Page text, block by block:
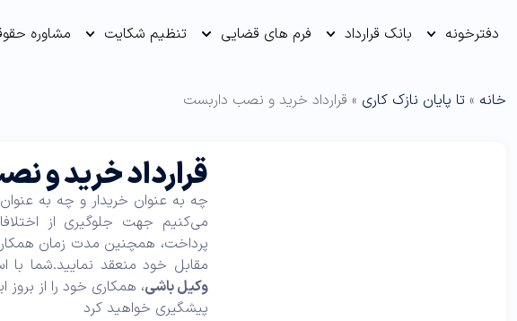
دفترخونه بانک قرارداد فرم های قضایی تنظیم شکایت مشاوره
خانه » تا پایان نازک کاری » قرارداد خرید و نصب داربست
قرارداد خرید و
چه به عنوان خریدار و چه به
می‌کنیم جهت جلوگیری از
پرداخت، همچنین مدت زمان
مقابل خود منعقد نمایید.شما با
وکیل باشی، همکاری خود را از
پیشگیری خواهید کرد